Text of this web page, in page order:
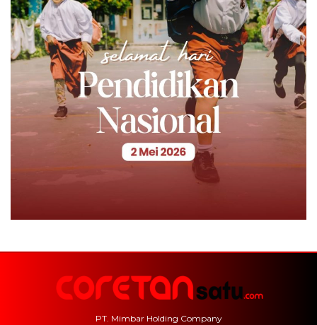
PT. Mimbar Holding Company